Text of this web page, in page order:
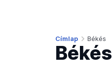
Címlap Békés
Békés